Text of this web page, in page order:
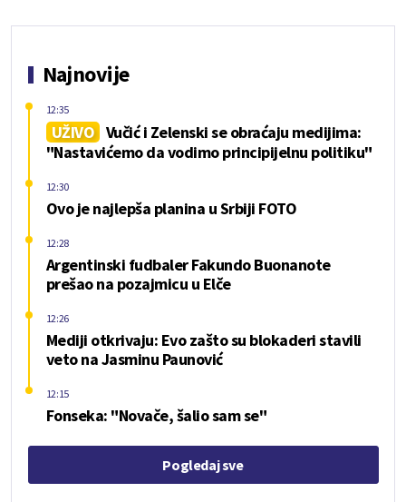
Najnovije
UŽIVO Vučić i Zelenski se obraćaju medijima:
"Nastavićemo da vodimo principijelnu politiku"
12:35
Ovo je najlepša planina u Srbiji FOTO
12:30
Argentinski fudbaler Fakundo Buonanote
prešao na pozajmicu u Elče
12:28
Mediji otkrivaju: Evo zašto su blokaderi stavili
veto na Jasminu Paunović
12:26
Fonseka: "Novače, šalio sam se"
12:15
Pogledaj sve